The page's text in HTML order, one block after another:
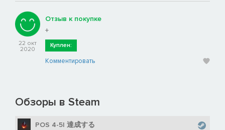
22 окт
2020
Отзыв к покупке
+
Куплен:
Комментировать
Обзоры в Steam
POS 4-5| 達成する